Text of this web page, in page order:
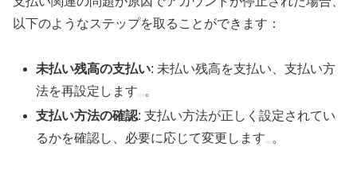
以下のようなステップを取ることができます：
未払い残高の支払い: 未払い残高を支払い、支払い方
法を再設定します
。
支払い方法の確認: 支払い方法が正しく設定されてい
るかを確認し、必要に応じて変更します
。